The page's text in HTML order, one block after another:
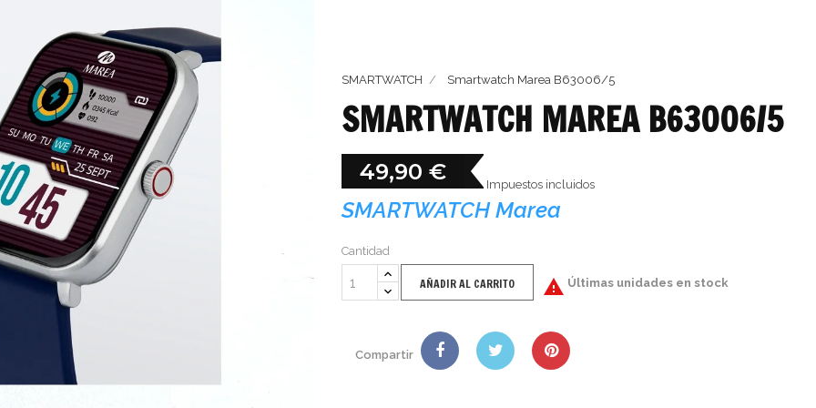
SMARTWATCH Smartwatch Marea B63006/5
SMARTWATCH MAREA B63006/5
49,90 € Impuestos incluidos
SMARTWATCH Marea
Cantidad
AÑADIR AL CARRITO  Últimas unidades en stock
Compartir